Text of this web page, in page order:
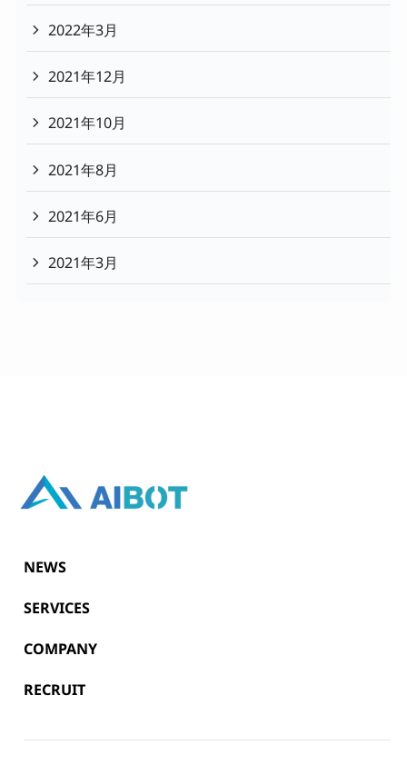
2022年3月
2021年12月
2021年10月
2021年8月
2021年6月
2021年3月
NEWS
SERVICES
COMPANY
RECRUIT